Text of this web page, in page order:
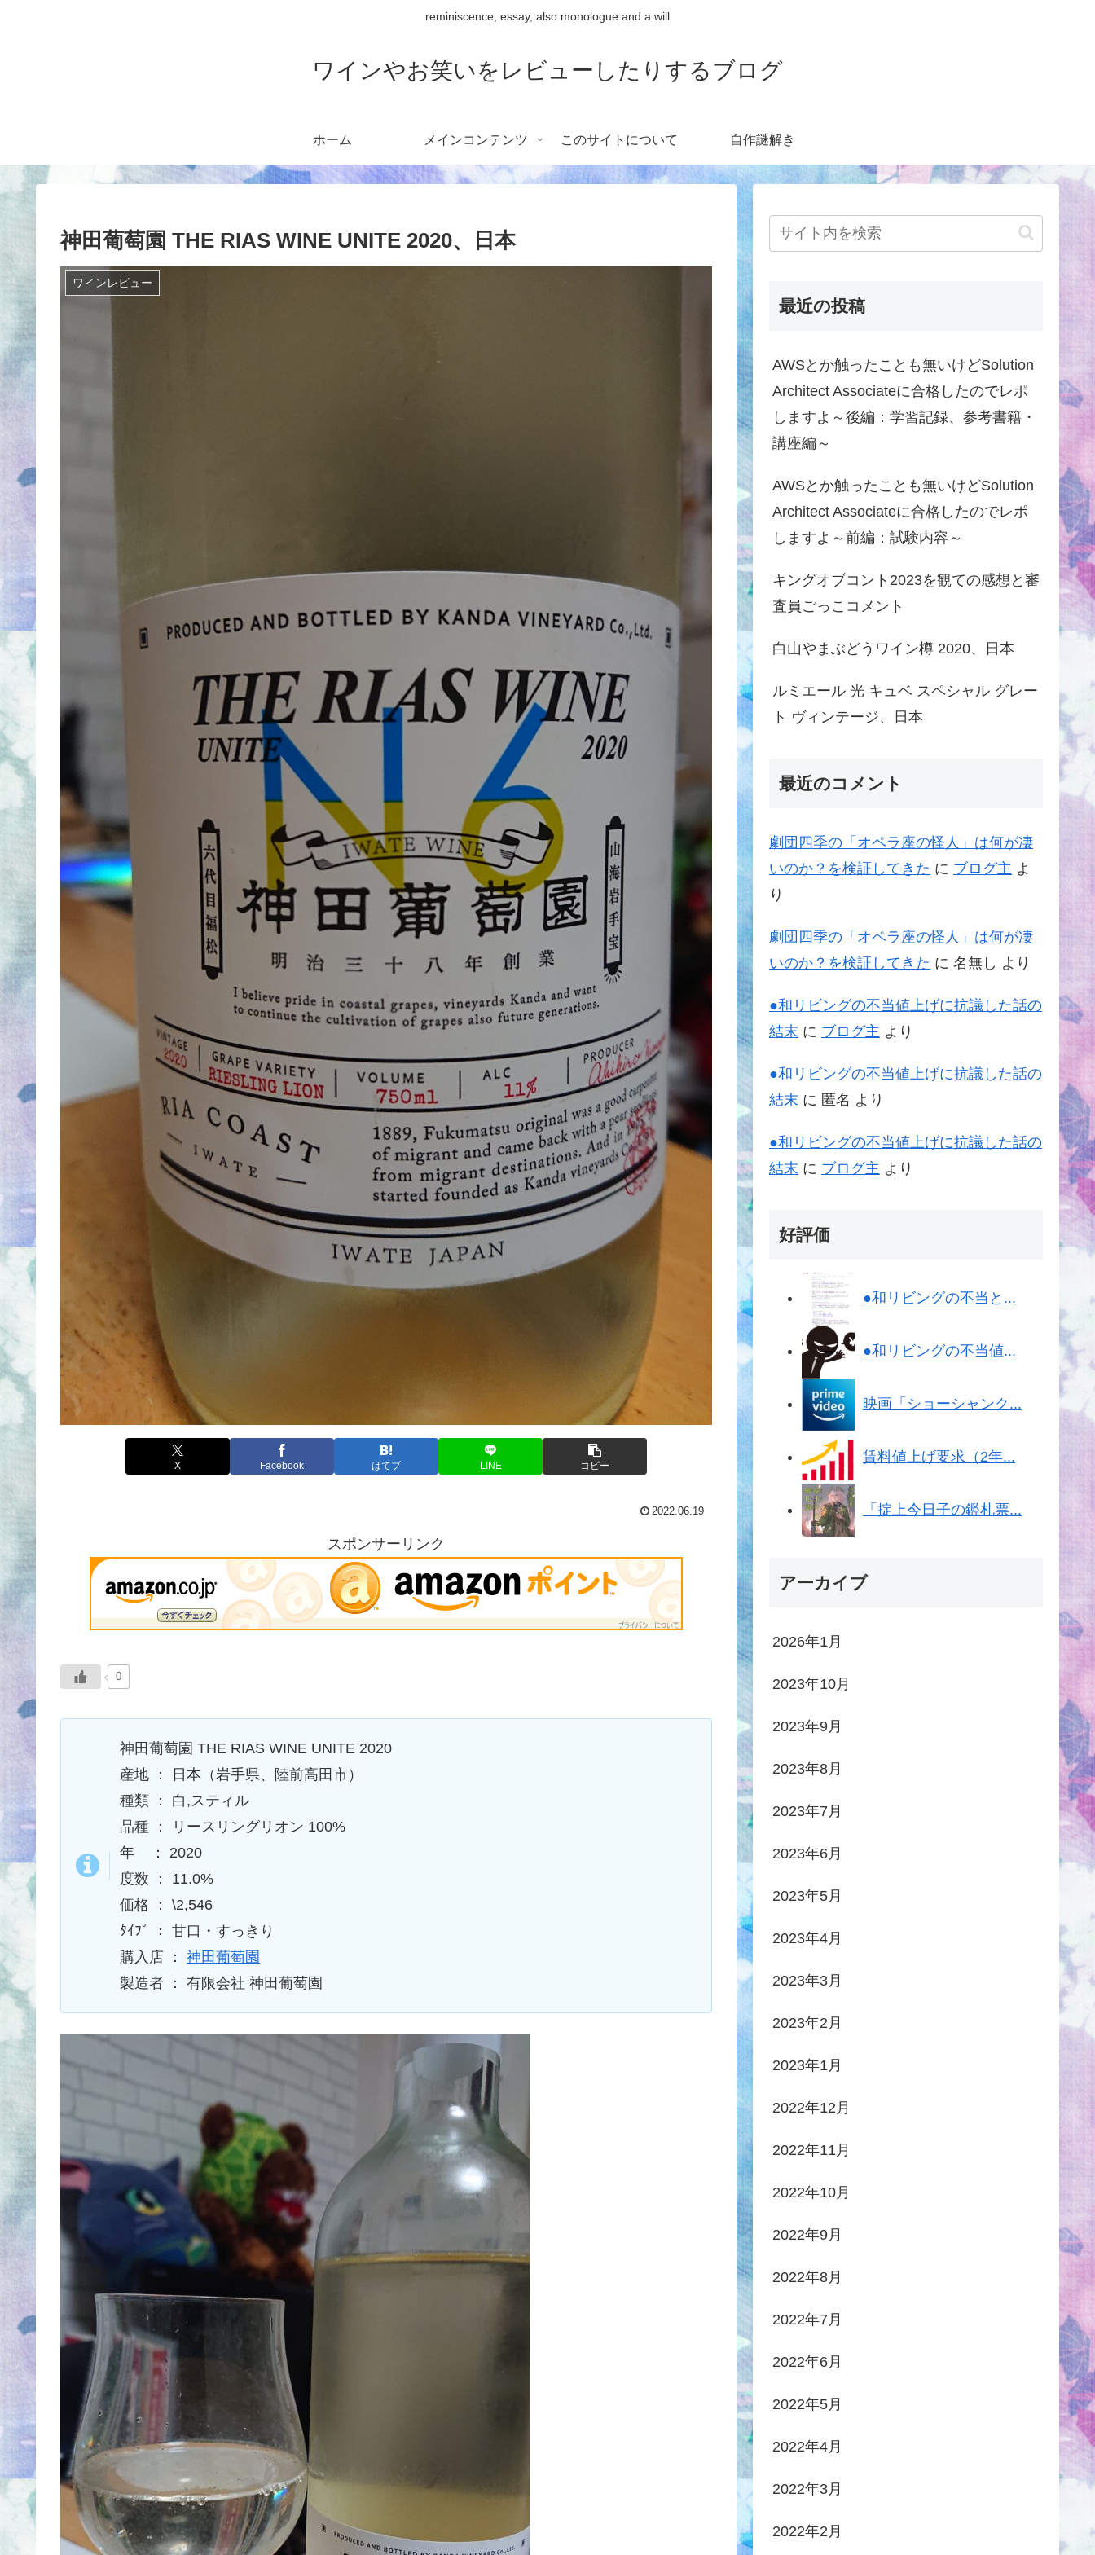
reminiscence, essay, also monologue and a will
ワインやお笑いをレビューしたりするブログ
ホーム メインコンテンツ このサイトについて 自作謎解き
神田葡萄園 THE RIAS WINE UNITE 2020、日本
ワインレビュー
X Facebook はてブ LINE コピー
2022.06.19
スポンサーリンク
0
神田葡萄園 THE RIAS WINE UNITE 2020
産地 ： 日本（岩手県、陸前高田市）
種類 ： 白,スティル
品種 ： リースリングリオン 100%
年 ： 2020
度数 ： 11.0%
価格 ： \2,546
ﾀｲﾌﾟ ： 甘口・すっきり
購入店 ： 神田葡萄園
製造者 ： 有限会社 神田葡萄園
最近の投稿
AWSとか触ったことも無いけどSolution
Architect Associateに合格したのでレポ
しますよ～後編：学習記録、参考書籍・
講座編～
AWSとか触ったことも無いけどSolution
Architect Associateに合格したのでレポ
しますよ～前編：試験内容～
キングオブコント2023を観ての感想と審
査員ごっこコメント
白山やまぶどうワイン樽 2020、日本
ルミエール 光 キュベ スペシャル グレー
ト ヴィンテージ、日本
最近のコメント
劇団四季の「オペラ座の怪人」は何が凄
いのか？を検証してきた に ブログ主 よ
り
劇団四季の「オペラ座の怪人」は何が凄
いのか？を検証してきた に 名無し より
●和リビングの不当値上げに抗議した話の
結末 に ブログ主 より
●和リビングの不当値上げに抗議した話の
結末 に 匿名 より
●和リビングの不当値上げに抗議した話の
結末 に ブログ主 より
好評価
●和リビングの不当と...
●和リビングの不当値...
映画「ショーシャンク...
賃料値上げ要求（2年...
「掟上今日子の鑑札票...
アーカイブ
2026年1月
2023年10月
2023年9月
2023年8月
2023年7月
2023年6月
2023年5月
2023年4月
2023年3月
2023年2月
2023年1月
2022年12月
2022年11月
2022年10月
2022年9月
2022年8月
2022年7月
2022年6月
2022年5月
2022年4月
2022年3月
2022年2月